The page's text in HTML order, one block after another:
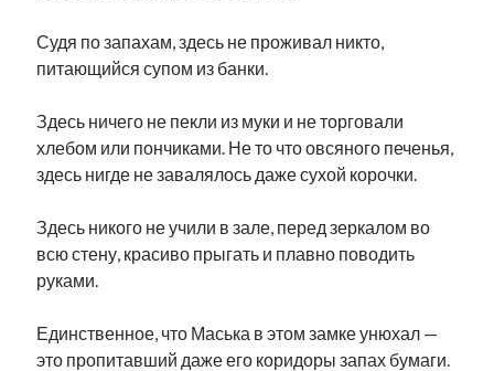
Судя по запахам, здесь не проживал никто,
питающийся супом из банки.
Здесь ничего не пекли из муки и не торговали
хлебом или пончиками. Не то что овсяного печенья,
здесь нигде не завалялось даже сухой корочки.
Здесь никого не учили в зале, перед зеркалом во
всю стену, красиво прыгать и плавно поводить
руками.
Единственное, что Маська в этом замке унюхал —
это пропитавший даже его коридоры запах бумаги.